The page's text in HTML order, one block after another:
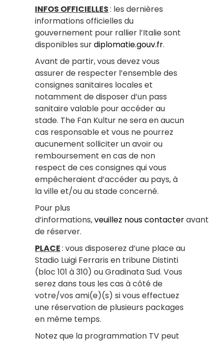
INFOS OFFICIELLES: les dernières
informations officielles du
gouvernement pour rallier l’Italie sont
disponibles surdiplomatie.gouv.fr.
Avant de partir, vous devez vous
assurer de respecter l’ensemble des
consignes sanitaires locales et
notamment de disposer d’un pass
sanitaire valable pour accéder au
stade. The Fan Kultur ne sera en aucun
cas responsable et vous ne pourrez
aucunement solliciter un avoir ou
remboursement en cas de non
respect de ces consignes qui vous
empêcheraient d’accéder au pays, à
la ville et/ou au stade concerné.
Pour plus
d’informations,veuillez nous contacteravant
de réserver.
PLACE: vous disposerez d’une place au
Stadio Luigi Ferraris en tribune Distinti
(bloc 101 à 310) ou Gradinata Sud. Vous
serez dans tous les cas à côté de
votre/vos ami(e)(s) si vous effectuez
une réservation de plusieurs packages
en même temps.
Notez que la programmation TV peut